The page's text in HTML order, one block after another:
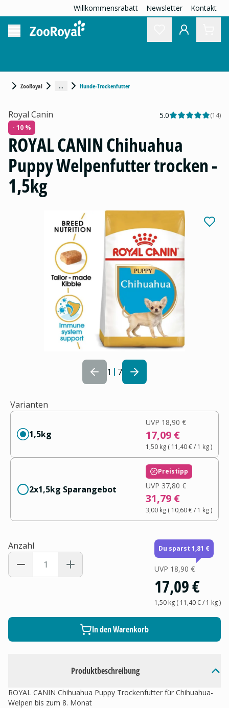
Willkommensrabatt Newsletter Kontakt
ZooRoyal ... Hunde-Trockenfutter
1 7
Produktbeschreibung
ROYAL CANIN Chihuahua Puppy Trockenfutter für Chihuahua-
Welpen bis zum 8. Monat
Royal Canin 5.0 (14)
- 10 %
ROYAL CANIN Chihuahua
Puppy Welpenfutter trocken -
1,5kg
Varianten
1,5kg
UVP 18,90 €
17,09 €
1,50 kg( 11,40 €/ 1 kg)
2x1,5kg Sparangebot
Preistipp
UVP 37,80 €
31,79 €
3,00 kg( 10,60 €/ 1 kg)
Anzahl Du sparst 1,81 €
UVP 18,90 €
17,09 €
1,50 kg( 11,40 €/ 1 kg)
In den Warenkorb